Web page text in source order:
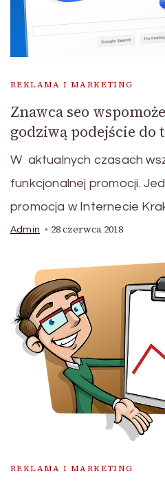
REKLAMA I MARKETING
Znawca seo
godziwą podejście do
W aktualnych czasach
funkcjonalnej promocji.
promocja w Internecie
Admin 28 czerwca 2018
REKLAMA I MARKETING